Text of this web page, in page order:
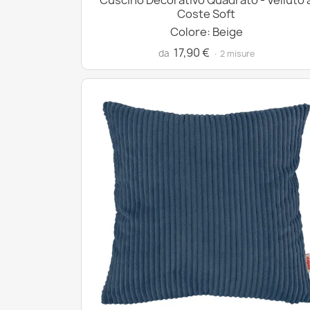
Coste Soft
Colore: Beige
da 17,90 € · 2 misure